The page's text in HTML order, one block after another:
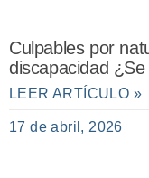
Culpables por
discapacidad
LEER ARTÍCULO »
17 de abril, 2026